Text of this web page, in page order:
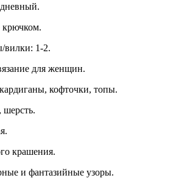
крючком.
вилки: 1-2.
для женщин.
кофточки, топы.
шерсть.
крашения.
и фантазийные узоры.